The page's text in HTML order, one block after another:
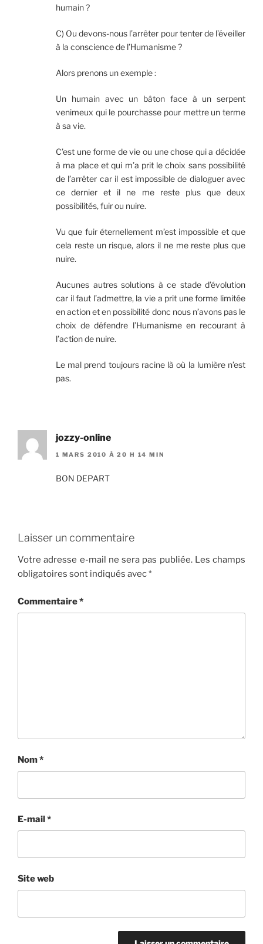
humain ?
C) Ou devons-nous l’arrêter pour tenter de l’éveiller
à la conscience de l’Humanisme ?
Alors prenons un exemple :
Un humain avec un bâton face à un serpent
venimeux qui le pourchasse pour mettre un terme
à sa vie.
C’est une forme de vie ou une chose qui a décidée
à ma place et qui m’a prit le choix sans possibilité
de l’arrêter car il est impossible de dialoguer avec
ce dernier et il ne me reste plus que deux
possibilités, fuir ou nuire.
Vu que fuir éternellement m’est impossible et que
cela reste un risque, alors il ne me reste plus que
nuire.
Aucunes autres solutions à ce stade d’évolution
car il faut l’admettre, la vie a prit une forme limitée
en action et en possibilité donc nous n’avons pas le
choix de défendre l’Humanisme en recourant à
l’action de nuire.
Le mal prend toujours racine là où la lumière n’est
pas.
jozzy-online
1 MARS 2010 À 20 H 14 MIN
BON DEPART
Laisser un commentaire
Votre adresse e-mail ne sera pas publiée. Les champs
obligatoires sont indiqués avec*
Commentaire*
Nom*
E-mail*
Site web